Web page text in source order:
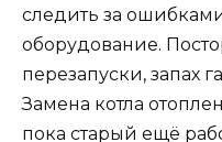
следить за
оборудование.
перезапуски, запах
Замена котла
пока старый ещё